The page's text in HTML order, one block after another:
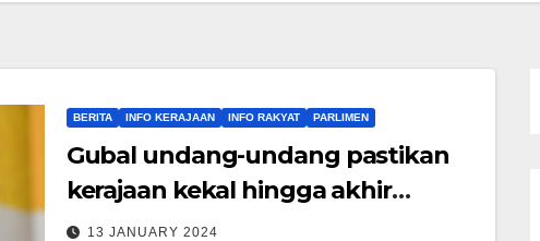
BERITA INFO KERAJAAN INFO RAKYAT PARLIMEN
Gubal undang-undang pastikan
kerajaan kekal hingga akhir
penggal – Ahmad Zahid
13 JANUARY 2024